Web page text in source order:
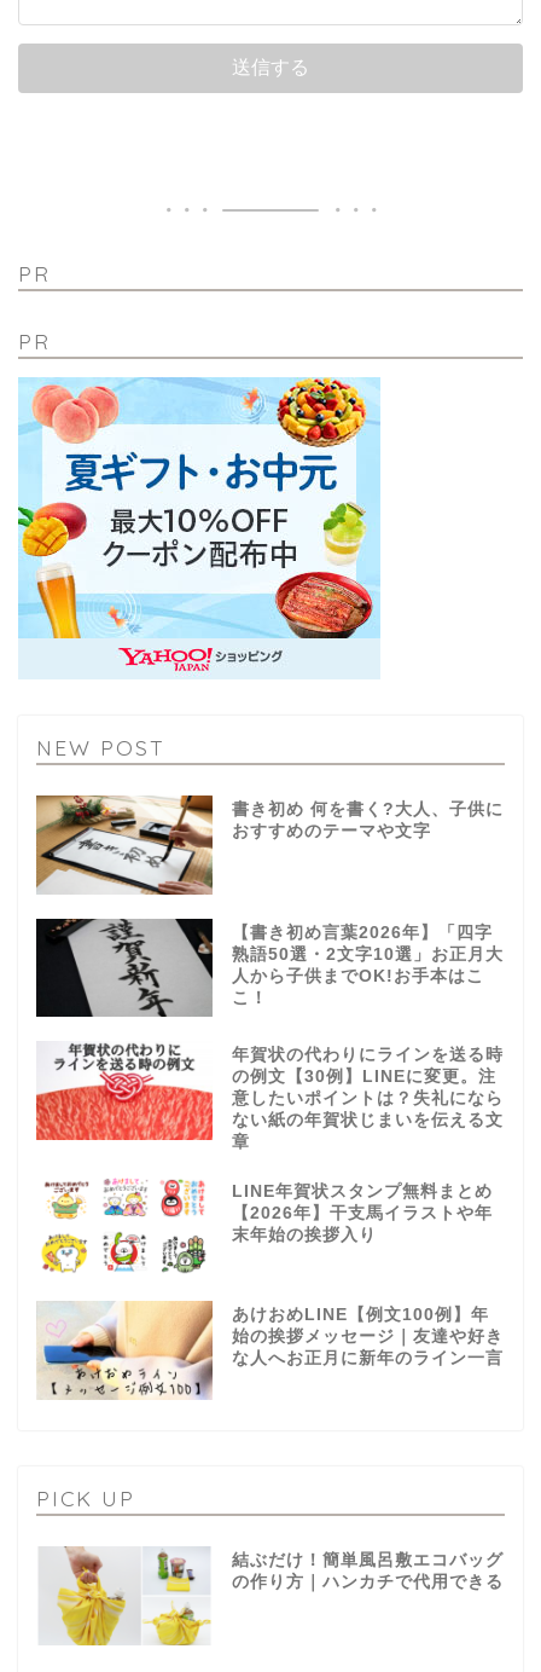
PR
PR
NEW POST
書き初め 何を書く?大人、子供に
おすすめのテーマや文字
【書き初め言葉2026年】「四字
熟語50選・2文字10選」お正月大
人から子供までOK!お手本はこ
こ！
年賀状の代わりにラインを送る時
の例文【30例】LINEに変更。注
意したいポイントは？失礼になら
ない紙の年賀状じまいを伝える文
章
LINE年賀状スタンプ無料まとめ
【2026年】干支馬イラストや年
末年始の挨拶入り
あけおめLINE【例文100例】年
始の挨拶メッセージ｜友達や好き
な人へお正月に新年のライン一言
PICK UP
結ぶだけ！簡単風呂敷エコバッグ
の作り方｜ハンカチで代用できる